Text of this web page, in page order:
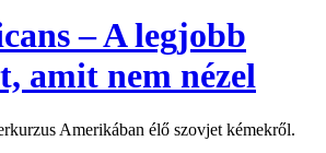
– A legjobb
amit nem nézel
Amerikában élő szovjet kémekről.